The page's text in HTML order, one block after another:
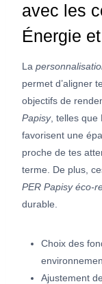
avec les
Énergie
La
permet d’aligner
objectifs de
Papisy, telles que
favorisent une
proche de tes
terme. De plus,
PER Papisy éco-
durable.
Choix des
Ajustement